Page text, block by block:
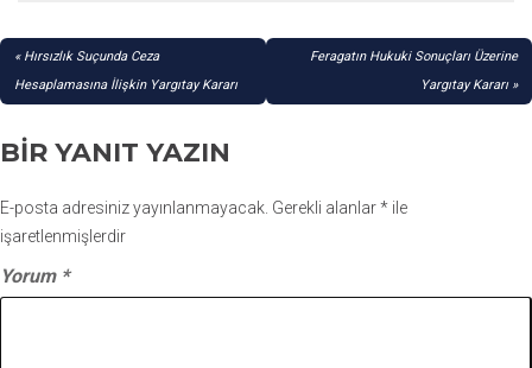
YAZI
GEZINMESI
Hırsızlık Suçunda Ceza
Hesaplamasına İlişkin Yargıtay Kararı
Feragatın Hukuki Sonuçları Üzerine
Yargıtay Kararı
BIR YANIT YAZIN
E-posta adresiniz yayınlanmayacak. Gerekli alanlar* ile
işaretlenmişlerdir
Yorum *